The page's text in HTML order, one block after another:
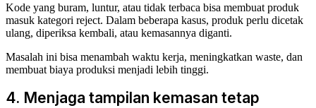
Kode yang buram, luntur, atau tidak terbaca bisa membuat produk
masuk kategori reject. Dalam beberapa kasus, produk perlu dicetak
ulang, diperiksa kembali, atau kemasannya diganti.
Masalah ini bisa menambah waktu kerja, meningkatkan waste, dan
membuat biaya produksi menjadi lebih tinggi.
4. Menjaga tampilan kemasan tetap